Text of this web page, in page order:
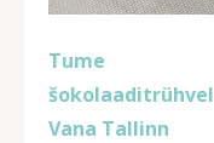
Tume
šokolaaditrühvel
Vana Tallinn